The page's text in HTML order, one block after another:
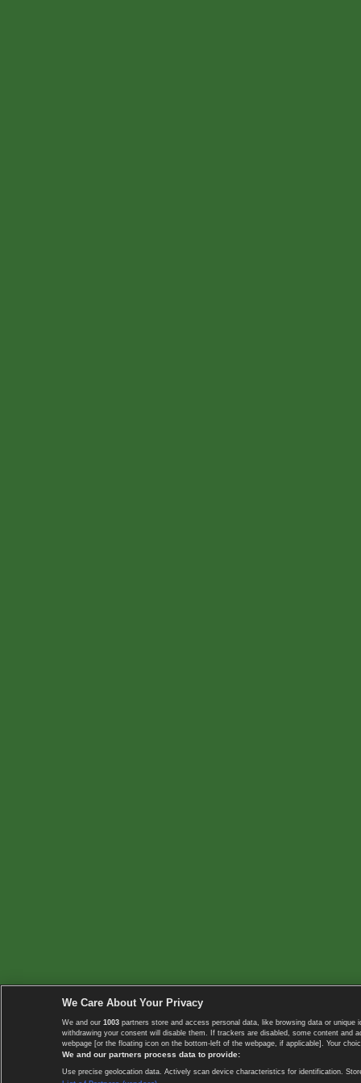
We Care About Your Privacy
We and our 1003 partners store and access personal data, like browsing data or
withdrawing your consent will disable them. If trackers are disabled, some content
webpage [or the floating icon on the bottom-left of the webpage, if applicable]. Your
We and our partners process data to provide:
Use precise geolocation data. Actively scan device characteristics for identification.